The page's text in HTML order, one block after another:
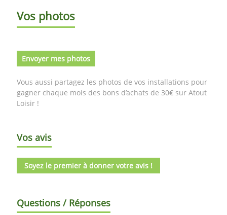
Vos photos
Envoyer mes photos
Vous aussi partagez les photos de vos installations pour
gagner chaque mois des bons d’achats de 30€ sur Atout
Loisir !
Vos avis
Soyez le premier à donner votre avis !
Questions / Réponses